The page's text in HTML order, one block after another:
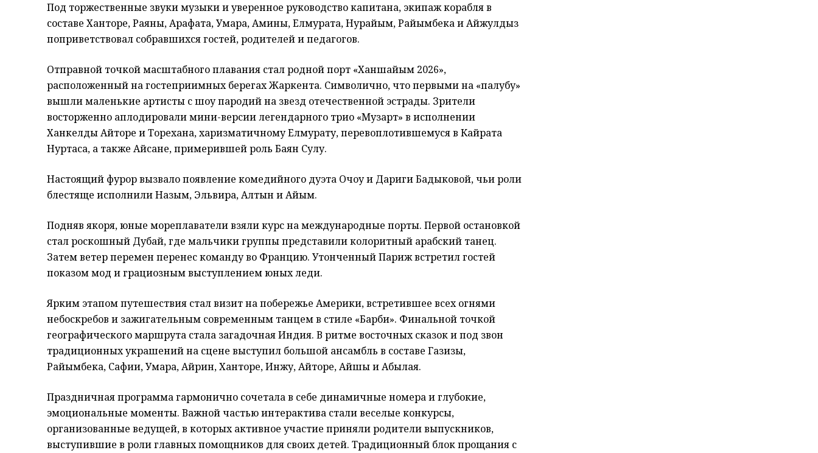
Под торжественные звуки музыки и уверенное руководство капитана, экипаж корабля в
составе Ханторе, Раяны, Арафата, Умара, Амины, Елмурата, Нурайым, Райымбека и Айжулдыз
поприветствовал собравшихся гостей, родителей и педагогов.
Отправной точкой масштабного плавания стал родной порт «Ханшайым 2026»,
расположенный на гостеприимных берегах Жаркента. Символично, что первыми на «палубу»
вышли маленькие артисты с шоу пародий на звезд отечественной эстрады. Зрители
восторженно аплодировали мини-версии легендарного трио «Музарт» в исполнении
Ханкелды Айторе и Торехана, харизматичному Елмурату, перевоплотившемуся в Кайрата
Нуртаса, а также Айсане, примерившей роль Баян Сулу.
Настоящий фурор вызвало появление комедийного дуэта Очоу и Дариги Бадыковой, чьи роли
блестяще исполнили Назым, Эльвира, Алтын и Айым.
Подняв якоря, юные мореплаватели взяли курс на международные порты. Первой остановкой
стал роскошный Дубай, где мальчики группы представили колоритный арабский танец.
Затем ветер перемен перенес команду во Францию. Утонченный Париж встретил гостей
показом мод и грациозным выступлением юных леди.
Ярким этапом путешествия стал визит на побережье Америки, встретившее всех огнями
небоскребов и зажигательным современным танцем в стиле «Барби». Финальной точкой
географического маршрута стала загадочная Индия. В ритме восточных сказок и под звон
традиционных украшений на сцене выступил большой ансамбль в составе Газизы,
Райымбека, Сафии, Умара, Айрин, Ханторе, Инжу, Айторе, Айшы и Абылая.
Праздничная программа гармонично сочетала в себе динамичные номера и глубокие,
эмоциональные моменты. Важной частью интерактива стали веселые конкурсы,
организованные ведущей, в которых активное участие приняли родители выпускников,
выступившие в роли главных помощников для своих детей. Традиционный блок прощания с